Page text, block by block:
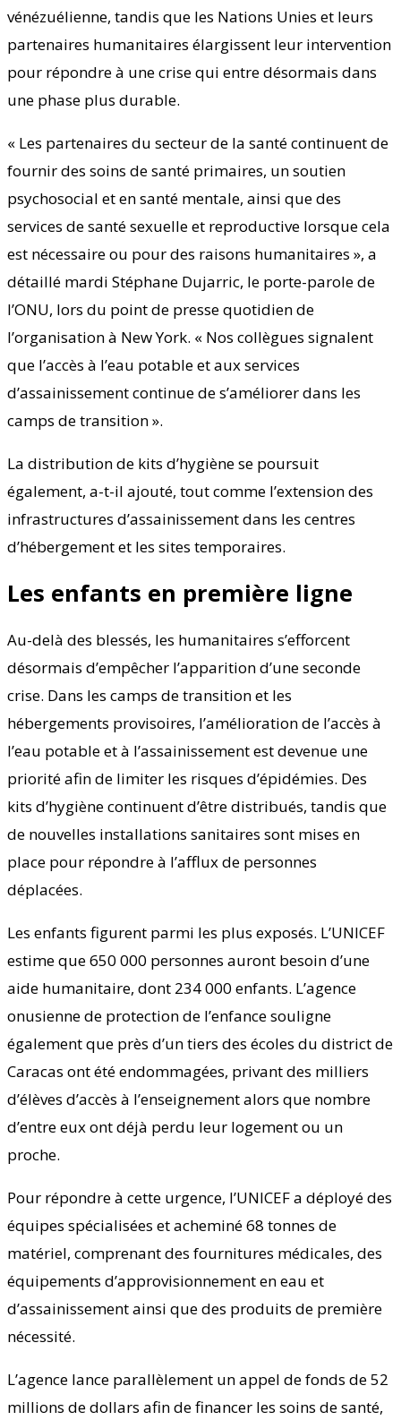
vénézuélienne, tandis que les Nations Unies et leurs
partenaires humanitaires élargissent leur intervention
pour répondre à une crise qui entre désormais dans
une phase plus durable.
« Les partenaires du secteur de la santé continuent de
fournir des soins de santé primaires, un soutien
psychosocial et en santé mentale, ainsi que des
services de santé sexuelle et reproductive lorsque cela
est nécessaire ou pour des raisons humanitaires », a
détaillé mardi Stéphane Dujarric, le porte-parole de
l’ONU, lors du point de presse quotidien de
l’organisation à New York. « Nos collègues signalent
que l’accès à l’eau potable et aux services
d’assainissement continue de s’améliorer dans les
camps de transition ».
La distribution de kits d’hygiène se poursuit
également, a-t-il ajouté, tout comme l’extension des
infrastructures d’assainissement dans les centres
d’hébergement et les sites temporaires.
Les enfants en première ligne
Au-delà des blessés, les humanitaires s’efforcent
désormais d’empêcher l’apparition d’une seconde
crise. Dans les camps de transition et les
hébergements provisoires, l’amélioration de l’accès à
l’eau potable et à l’assainissement est devenue une
priorité afin de limiter les risques d’épidémies. Des
kits d’hygiène continuent d’être distribués, tandis que
de nouvelles installations sanitaires sont mises en
place pour répondre à l’afflux de personnes
déplacées.
Les enfants figurent parmi les plus exposés. L’UNICEF
estime que 650 000 personnes auront besoin d’une
aide humanitaire, dont 234 000 enfants. L’agence
onusienne de protection de l’enfance souligne
également que près d’un tiers des écoles du district de
Caracas ont été endommagées, privant des milliers
d’élèves d’accès à l’enseignement alors que nombre
d’entre eux ont déjà perdu leur logement ou un
proche.
Pour répondre à cette urgence, l’UNICEF a déployé des
équipes spécialisées et acheminé 68 tonnes de
matériel, comprenant des fournitures médicales, des
équipements d’approvisionnement en eau et
d’assainissement ainsi que des produits de première
nécessité.
L’agence lance parallèlement un appel de fonds de 52
millions de dollars afin de financer les soins de santé,